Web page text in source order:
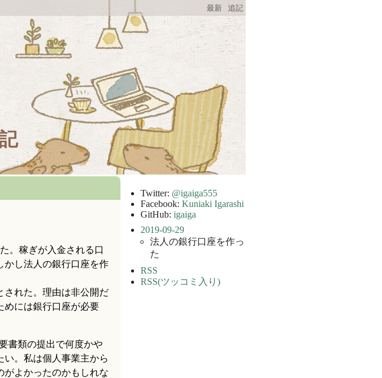
最新 追記
。稼ぎが入金される口
かし法人の銀行口座を作
された。理由は非公開だ
めには銀行口座が必要
書類の提出で何度かや
い。私は個人事業主から
がよかったのかもしれな
Twitter: @igaiga555
Facebook: Kuniaki Igarashi
GitHub: igaiga
2019-09-29
法人の銀行口座を作っ
た
RSS
RSS(ツッコミ入り)